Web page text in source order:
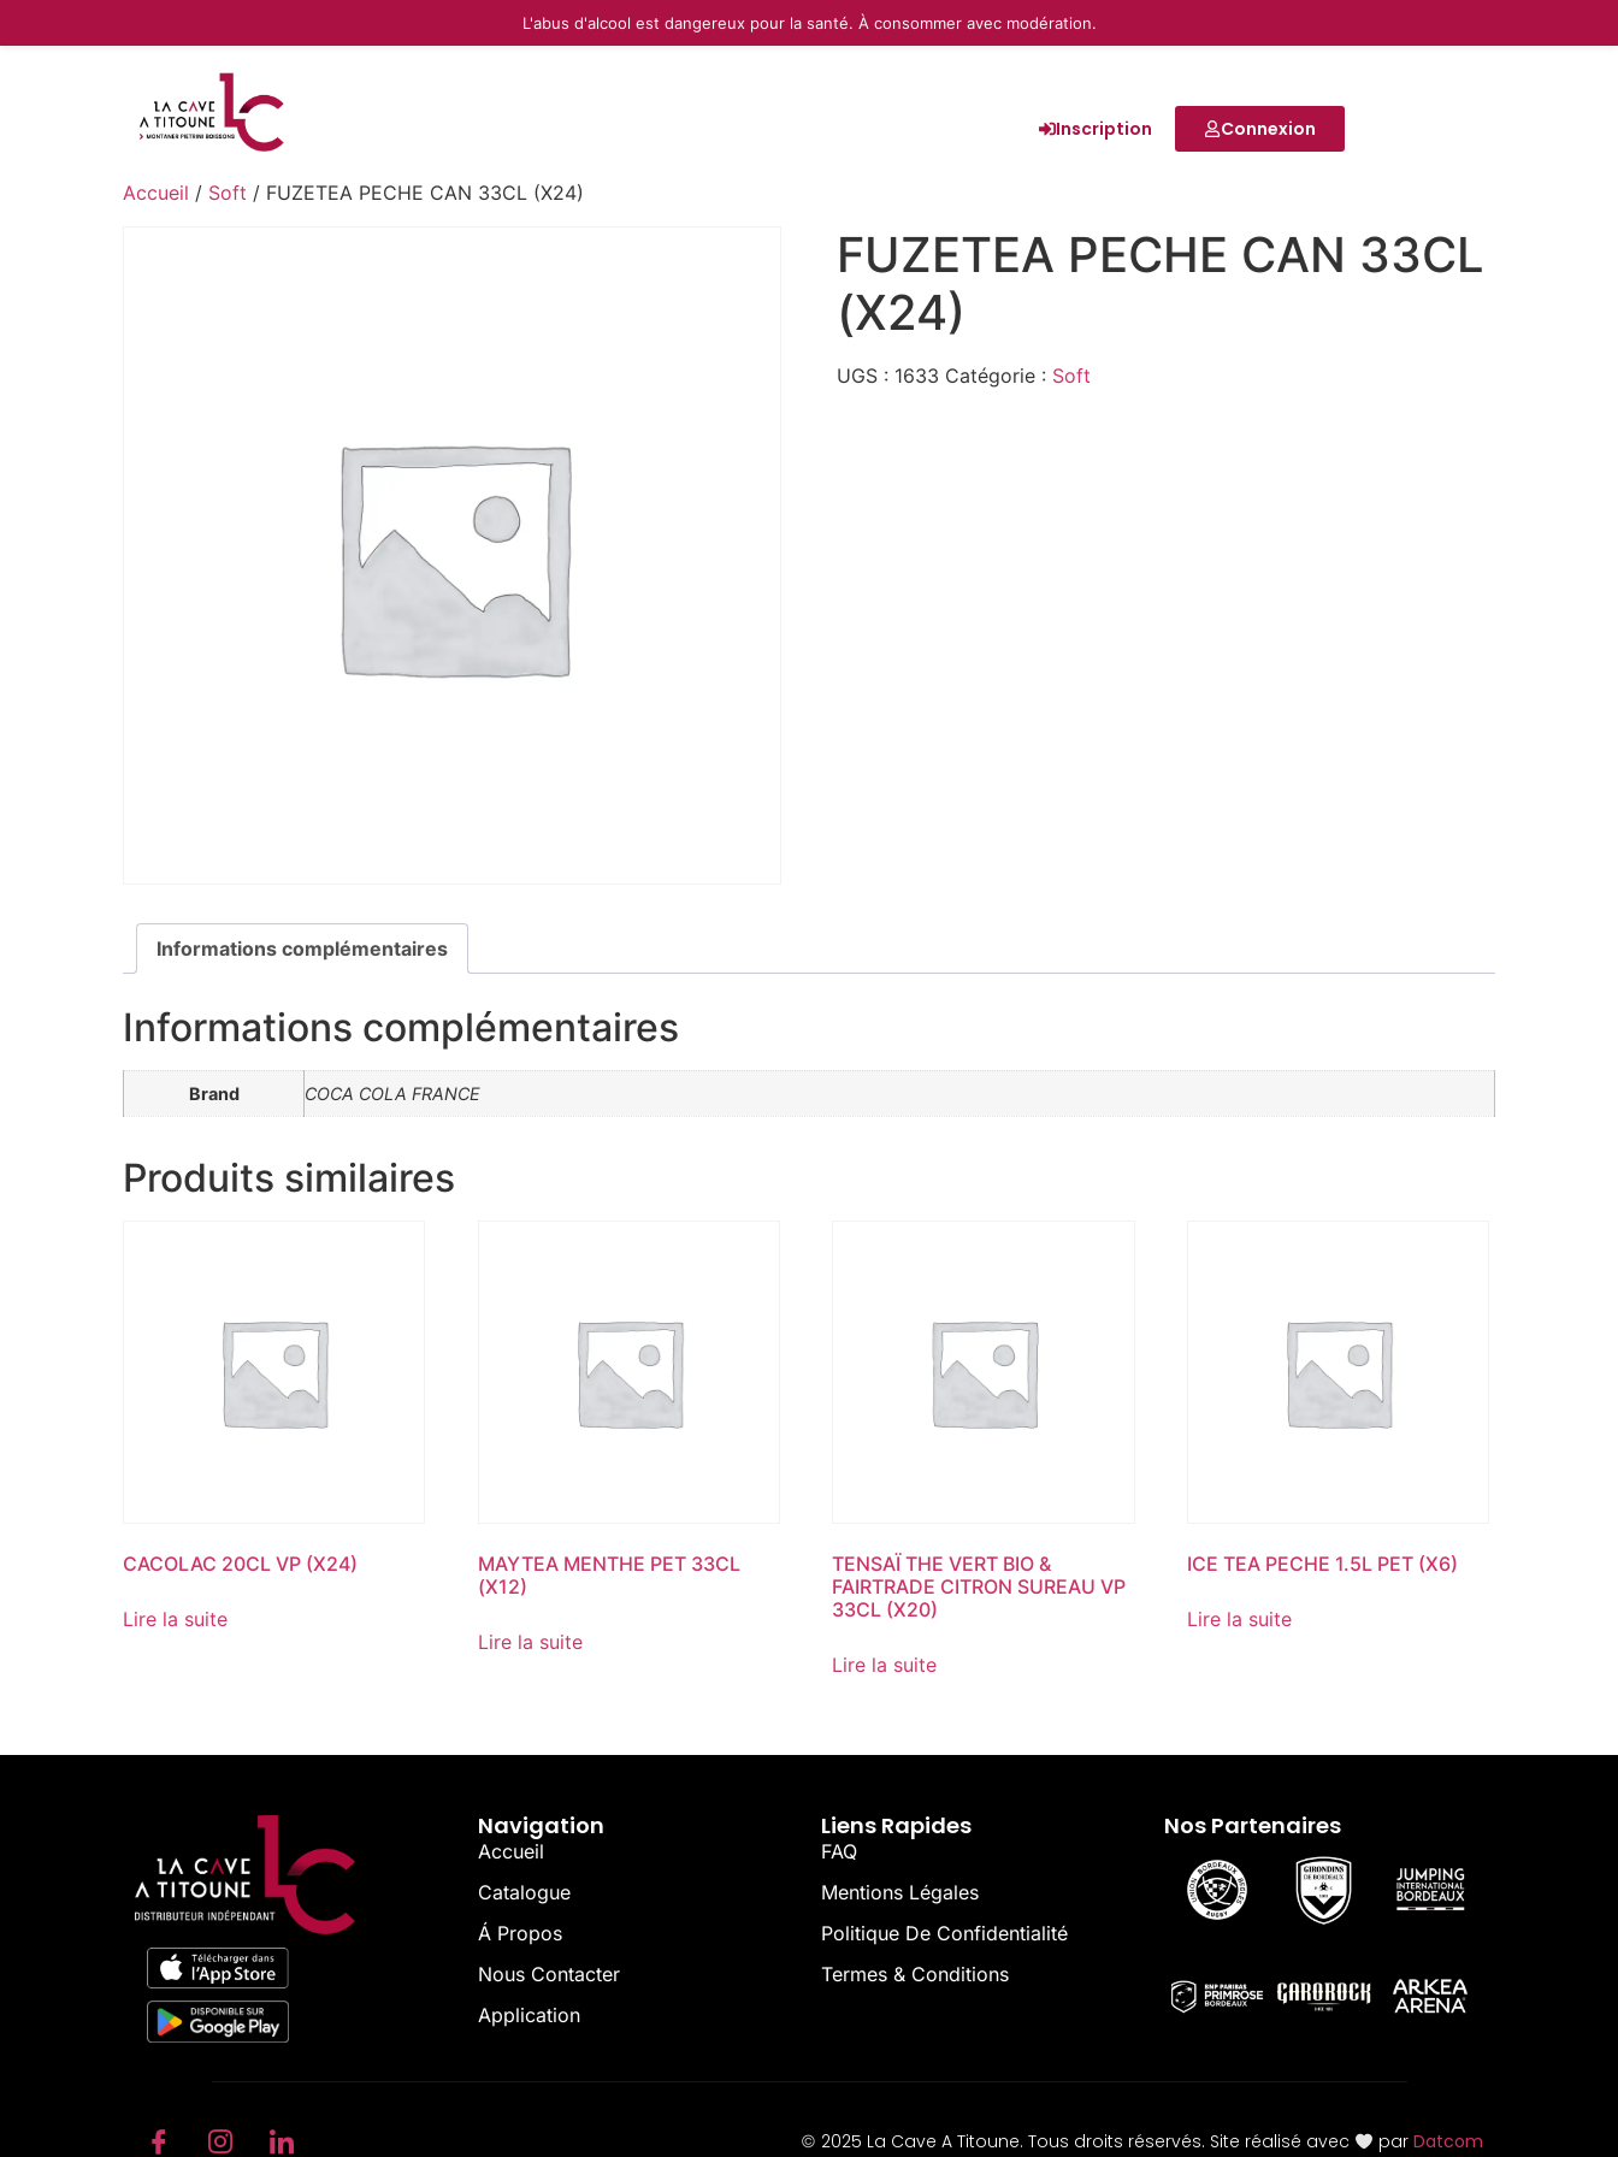
Inscription Connexion
Accueil / Soft / FUZETEA PECHE CAN 33CL (X24)
FUZETEA PECHE CAN 33CL
(X24)
UGS : 1633 Catégorie : Soft
Informations complémentaires
Informations complémentaires
Brand COCA COLA FRANCE
Produits similaires
CACOLAC 20CL VP (X24)
Lire la suite
MAYTEA MENTHE PET 33CL
(X12)
Lire la suite
TENSAÏ THE VERT BIO &
FAIRTRADE CITRON SUREAU VP
33CL (X20)
Lire la suite
ICE TEA PECHE 1.5L PET (X6)
Lire la suite
Navigation
Accueil
Catalogue
Á Propos
Nous Contacter
Application
Liens Rapides
FAQ
Mentions Légales
Politique De Confidentialité
Termes & Conditions
Nos Partenaires
© 2025 La Cave A Titoune. Tous droits réservés. Site réalisé avec par Datcom
L'abus d'alcool est dangereux pour la santé. À consommer avec modération.